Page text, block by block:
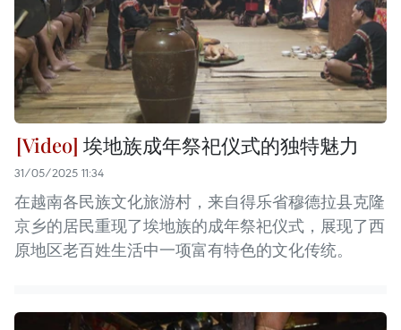
埃地族成年祭祀仪式的独特魅力
31/05/2025 11:34
在越南各民族文化旅游村，来自得乐省穆德拉县克隆
京乡的居民重现了埃地族的成年祭祀仪式，展现了西
原地区老百姓生活中一项富有特色的文化传统。